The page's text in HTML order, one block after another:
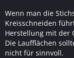
Wenn man die
Kreisschneiden
Herstellung mit der
Die Laufflächen
nicht für sinnvoll.